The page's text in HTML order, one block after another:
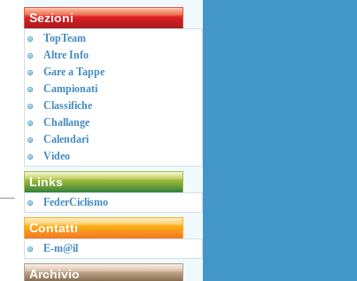
Sezioni
TopTeam
Altre Info
Gare a Tappe
Campionati
Classifiche
Challange
Calendari
Video
Links
FederCiclismo
Contatti
E-m@il
Archivio